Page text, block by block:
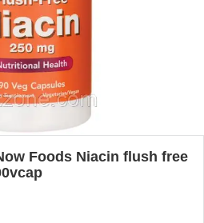
Foods Niacin flush free